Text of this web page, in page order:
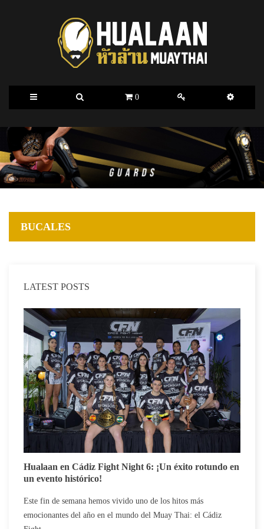
0
BUCALES
LATEST POSTS
Hualaan en Cádiz Fight Night 6: ¡Un éxito rotundo en
un evento histórico!
Este fin de semana hemos vivido uno de los hitos más
emocionantes del año en el mundo del Muay Thai: el Cádiz